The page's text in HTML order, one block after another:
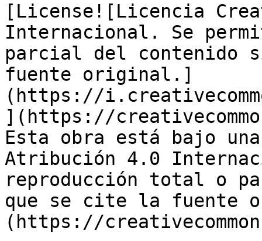
[License![Licencia
Internacional. Se
parcial del contenido
fuente original.]
(https://
](https://
Esta obra está bajo
Atribución 4.0
reproducción total o
que se cite la fuente
(https://